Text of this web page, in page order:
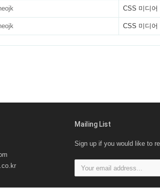
CSS 미디어
CSS 미디어
Mailing List
Sign up if you would like to